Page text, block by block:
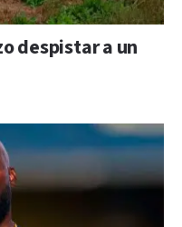
despistar a un